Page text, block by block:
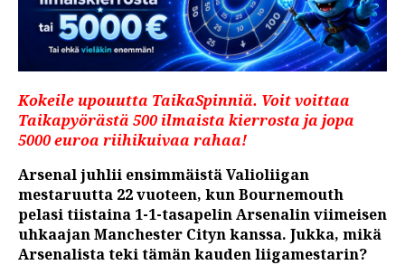
Kokeile upouutta TaikaSpinniä. Voit voittaa
Taikapyörästä 500 ilmaista kierrosta ja jopa
5000 euroa riihikuivaa rahaa!
Arsenal juhlii ensimmäistä Valioliigan
mestaruutta 22 vuoteen, kun Bournemouth
pelasi tiistaina 1-1-tasapelin Arsenalin viimeisen
uhkaajan Manchester Cityn kanssa. Jukka, mikä
Arsenalista teki tämän kauden liigamestarin?